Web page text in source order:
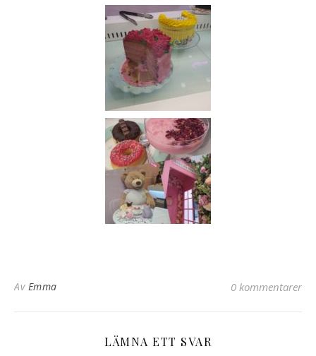
Av Emma 0 kommentarer
LÄMNA ETT SVAR